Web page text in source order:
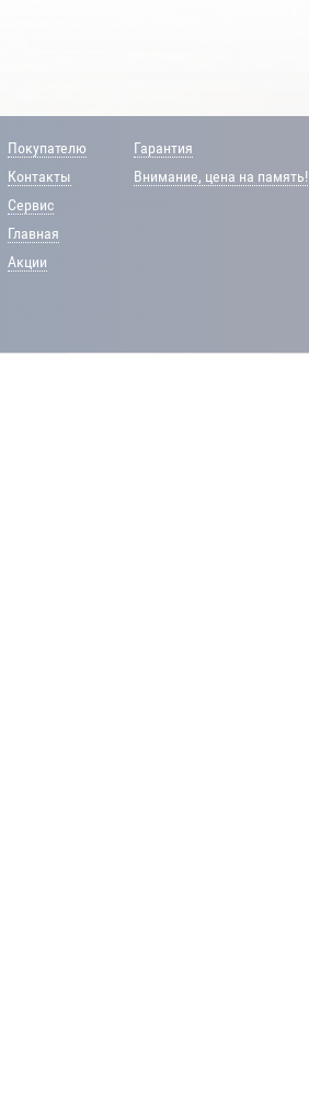
Покупателю
Контакты
Сервис
Главная
Акции
Гарантия
Внимание, цена на память!